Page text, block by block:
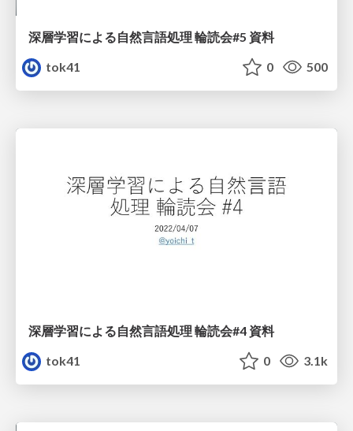
深層学習による自然言語処理 輪読会#5 資料
tok41
0 500
深層学習による自然言語処理 輪読会#4 資料
tok41
0 3.1k